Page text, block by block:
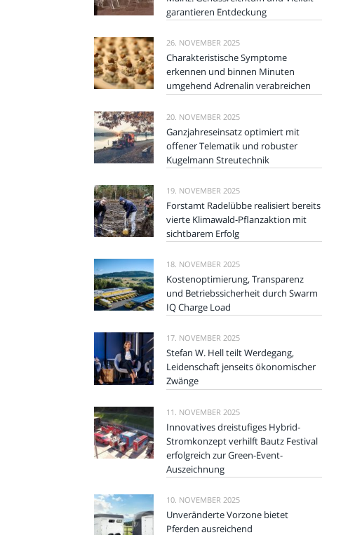
garantieren Entdeckung
26. NOVEMBER 2025
Charakteristische Symptome
erkennen und binnen Minuten
umgehend Adrenalin verabreichen
20. NOVEMBER 2025
Ganzjahreseinsatz optimiert mit
offener Telematik und robuster
Kugelmann Streutechnik
19. NOVEMBER 2025
Forstamt Radelübbe realisiert bereits
vierte Klimawald-Pflanzaktion mit
sichtbarem Erfolg
18. NOVEMBER 2025
Kostenoptimierung, Transparenz
und Betriebssicherheit durch Swarm
IQ Charge Load
17. NOVEMBER 2025
Stefan W. Hell teilt Werdegang,
Leidenschaft jenseits ökonomischer
Zwänge
11. NOVEMBER 2025
Innovatives dreistufiges Hybrid-
Stromkonzept verhilft Bautz Festival
erfolgreich zur Green-Event-
Auszeichnung
10. NOVEMBER 2025
Unveränderte Vorzone bietet
Pferden ausreichend